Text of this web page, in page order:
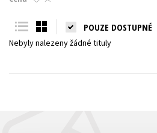
Young adult (SK)
Všechny tituly
POUZE DOSTUPNÉ
Nebyly nalezeny žádné tituly